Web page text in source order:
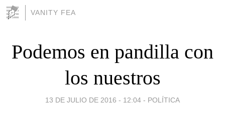
VANITY FEA
Podemos en pandilla con
los nuestros
13 DE JULIO DE 2016 - 12:04 - POLÍTICA